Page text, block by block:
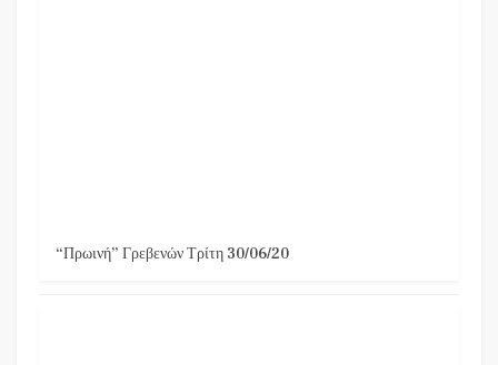
“Πρωινή” Γρεβενών Τρίτη 30/06/20